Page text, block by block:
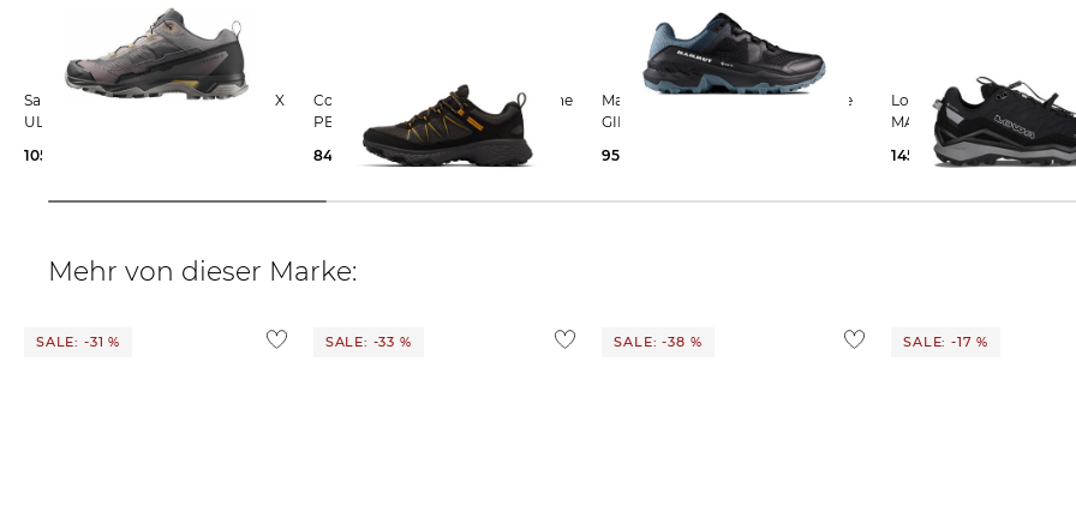
Salomon | Herren Wanderschuhe X
ULTRA 5
105,95 €
Columbia | Herren Trekkingschuhe
PEAKFREAK RUSH OUTDRY
84,99 €
130,00 €
Mammut | Herren Wanderschuhe
GIRUN II LOW GTX
95,35 €
Lowa | Herren Wanderschuhe
MADDOX PRO GTX LO W
145,25 €
180,00 €
Mehr von dieser Marke:
SALE: -31 % SALE: -33 % SALE: -38 % SALE: -17 %